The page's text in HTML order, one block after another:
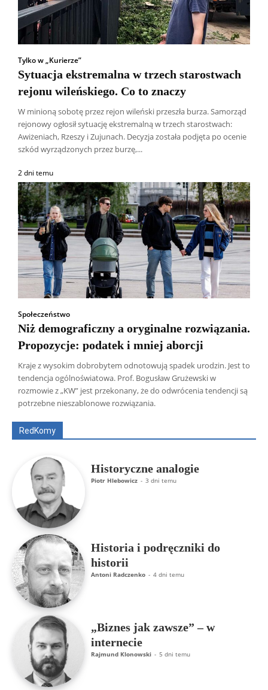
Tylko w „Kurierze”
Sytuacja ekstremalna w trzech starostwach
rejonu wileńskiego. Co to znaczy
W minioną sobotę przez rejon wileński przeszła burza. Samorząd
rejonowy ogłosił sytuację ekstremalną w trzech starostwach:
Awiżeniach, Rzeszy i Zujunach. Decyzja została podjęta po ocenie
szkód wyrządzonych przez burzę,...
2 dni temu
Społeczeństwo
Niż demograficzny a oryginalne rozwiązania.
Propozycje: podatek i mniej aborcji
Kraje z wysokim dobrobytem odnotowują spadek urodzin. Jest to
tendencja ogólnoświatowa. Prof. Bogusław Grużewski w
rozmowie z „KW” jest przekonany, że do odwrócenia tendencji są
potrzebne nieszablonowe rozwiązania.
RedKomy
Wszyscy Aleksander Borowik
Antoni Radczenko
Artur Płokszto
Grzegorz Górny
ks. Jarosław Wąsowicz SDB
Historyczne analogie
Piotr Hlebowicz - 3 dni temu
Historia i podręczniki do
historii
Antoni Radczenko - 4 dni temu
„Biznes jak zawsze” – w
internecie
Rajmund Klonowski - 5 dni temu